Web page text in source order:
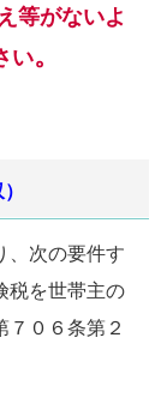
等がないよ
い。
、次の要件す
税を世帯主の
０６条第２